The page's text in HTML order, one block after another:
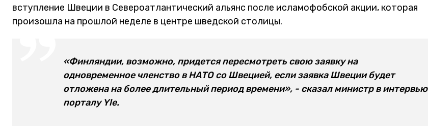
вступление Швеции в Североатлантический альянс после исламофобской акции, которая
произошла на прошлой неделе в центре шведской столицы.
«Финляндии, возможно, придется пересмотреть свою заявку на
одновременное членство в НАТО со Швецией, если заявка Швеции будет
отложена на более длительный период времени», - сказал министр в интервью
порталу Yle.